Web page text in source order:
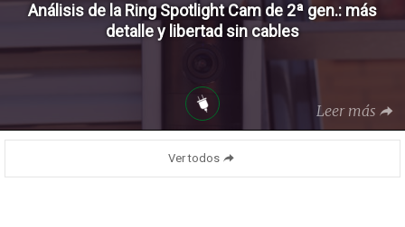
Análisis de la Ring Spotlight Cam de 2ª gen.: más
detalle y libertad sin cables
Leer más
Ver todos